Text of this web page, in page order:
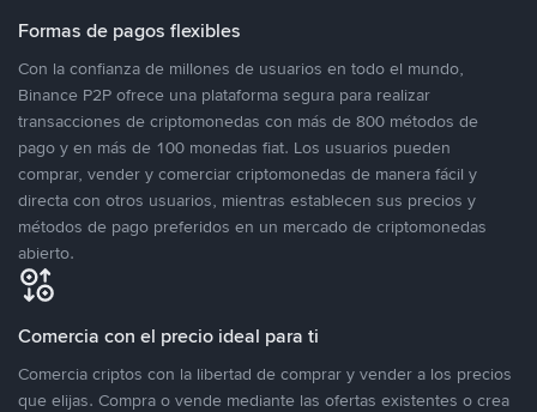
Formas de pagos flexibles
Con la confianza de millones de usuarios en todo el mundo,
Binance P2P ofrece una plataforma segura para realizar
transacciones de criptomonedas con más de 800 métodos de
pago y en más de 100 monedas fiat. Los usuarios pueden
comprar, vender y comerciar criptomonedas de manera fácil y
directa con otros usuarios, mientras establecen sus precios y
métodos de pago preferidos en un mercado de criptomonedas
abierto.
Comercia con el precio ideal para ti
Comercia criptos con la libertad de comprar y vender a los precios
que elijas. Compra o vende mediante las ofertas existentes o crea